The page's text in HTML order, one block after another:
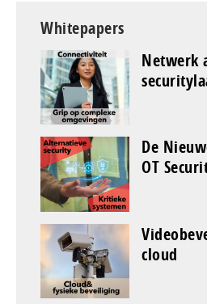
Whitepapers
Netwerk
De
OT
cloud